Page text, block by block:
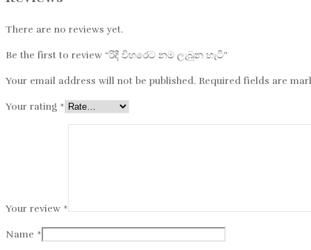
There are no reviews yet.
Be the first to review “රිදී විහරෙට නම ලැබුන​ හැටි”
Your email address will not be published. Required fields are
Your rating *
Your review *
Name *